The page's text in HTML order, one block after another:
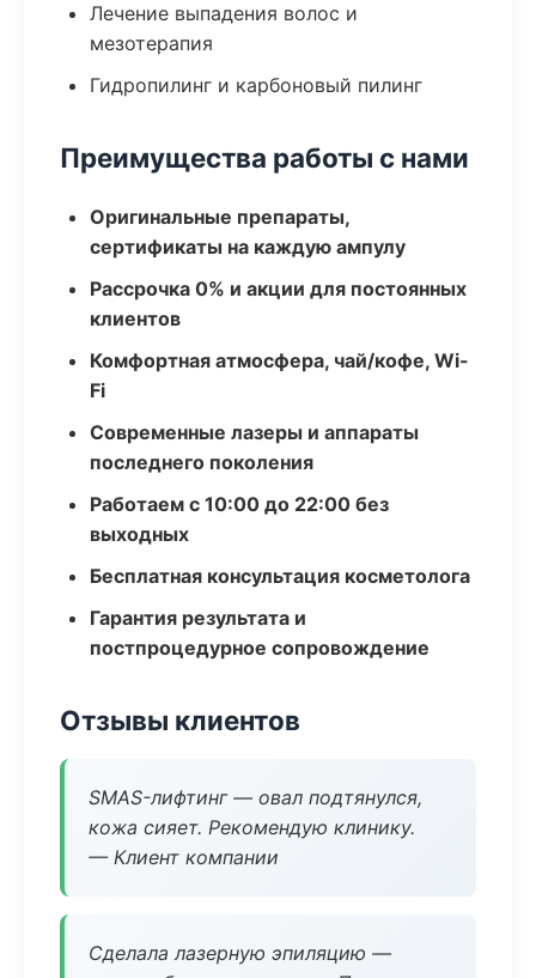
Лечение выпадения волос и
мезотерапия
Гидропилинг и карбоновый пилинг
Преимущества работы с нами
Оригинальные препараты,
сертификаты на каждую ампулу
Рассрочка 0% и акции для постоянных
клиентов
Комфортная атмосфера, чай/кофе, Wi-
Fi
Современные лазеры и аппараты
последнего поколения
Работаем с 10:00 до 22:00 без
выходных
Бесплатная консультация косметолога
Гарантия результата и
постпроцедурное сопровождение
Отзывы клиентов
SMAS-лифтинг — овал подтянулся,
кожа сияет. Рекомендую клинику.
— Клиент компании
Сделала лазерную эпиляцию —